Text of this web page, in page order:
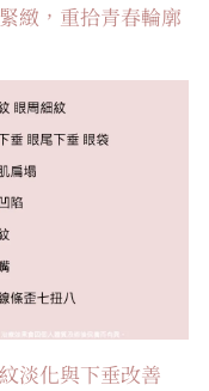
緻，重拾青春輪廓
淡化與下垂改善